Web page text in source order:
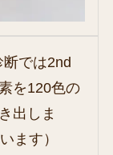
では2nd
を120色の
出しま
ます）